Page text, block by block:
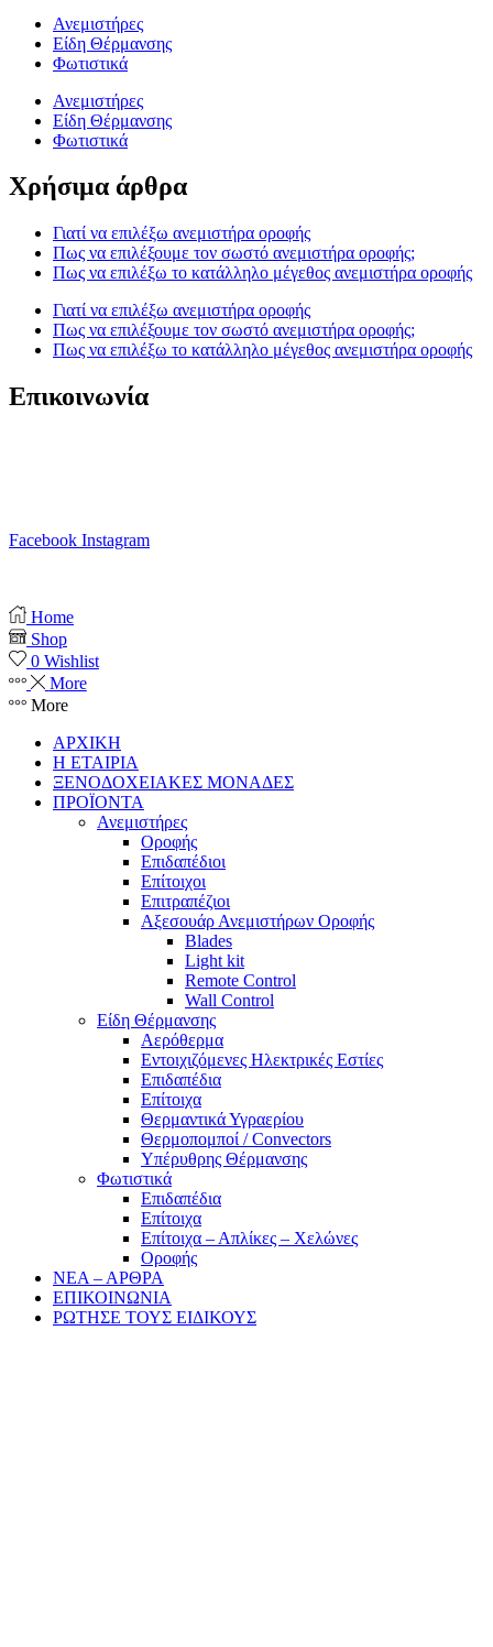
Ανεμιστήρες
Είδη Θέρμανσης
Φωτιστικά
Ανεμιστήρες
Είδη Θέρμανσης
Φωτιστικά
Χρήσιμα άρθρα
Γιατί να επιλέξω ανεμιστήρα οροφής
Πως να επιλέξουμε τον σωστό ανεμιστήρα οροφής;
Πως να επιλέξω το κατάλληλο μέγεθος ανεμιστήρα οροφής
Γιατί να επιλέξω ανεμιστήρα οροφής
Πως να επιλέξουμε τον σωστό ανεμιστήρα οροφής;
Πως να επιλέξω το κατάλληλο μέγεθος ανεμιστήρα οροφής
Επικοινωνία
Facebook Instagram
Home
Shop
0 Wishlist
More
More
ΑΡΧΙΚΗ
Η ΕΤΑΙΡΙΑ
ΞΕΝΟΔΟΧΕΙΑΚΕΣ ΜΟΝΑΔΕΣ
ΠΡΟΪΟΝΤΑ
Ανεμιστήρες
Οροφής
Επιδαπέδιοι
Επίτοιχοι
Επιτραπέζιοι
Αξεσουάρ Ανεμιστήρων Οροφής
Blades
Light kit
Remote Control
Wall Control
Είδη Θέρμανσης
Αερόθερμα
Εντοιχιζόμενες Ηλεκτρικές Εστίες
Επιδαπέδια
Επίτοιχα
Θερμαντικά Υγραερίου
Θερμοπομποί / Convectors
Υπέρυθρης Θέρμανσης
Φωτιστικά
Επιδαπέδια
Επίτοιχα
Επίτοιχα – Απλίκες – Χελώνες
Οροφής
ΝΕΑ – ΑΡΘΡΑ
ΕΠΙΚΟΙΝΩΝΙΑ
ΡΩΤΗΣΕ ΤΟΥΣ ΕΙΔΙΚΟΥΣ